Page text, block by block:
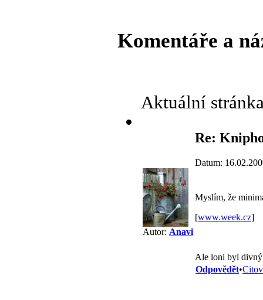
Komentáře a
Aktuální
Autor: Anavi
Re:
Datum:
Myslím, že
[www.week.cz]
Ale loni byl divný
Odpovědět•